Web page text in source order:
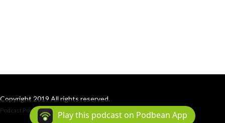
Copyright 2019 All rights reserved.
Podcast Powered By Podbean
Play this podcast on Podbean App